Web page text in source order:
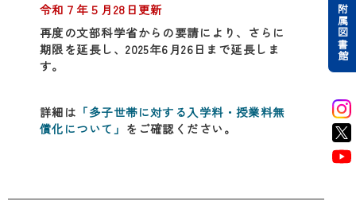
令和７年５月28日更新
再度の文部科学省からの要請により、さらに
期限を延長し、2025年6月26日まで延長しま
す。
詳細は 「多子世帯に­対する入学­料・授業料­無
償化につ­いて」 をご確認ください。
附属図書館